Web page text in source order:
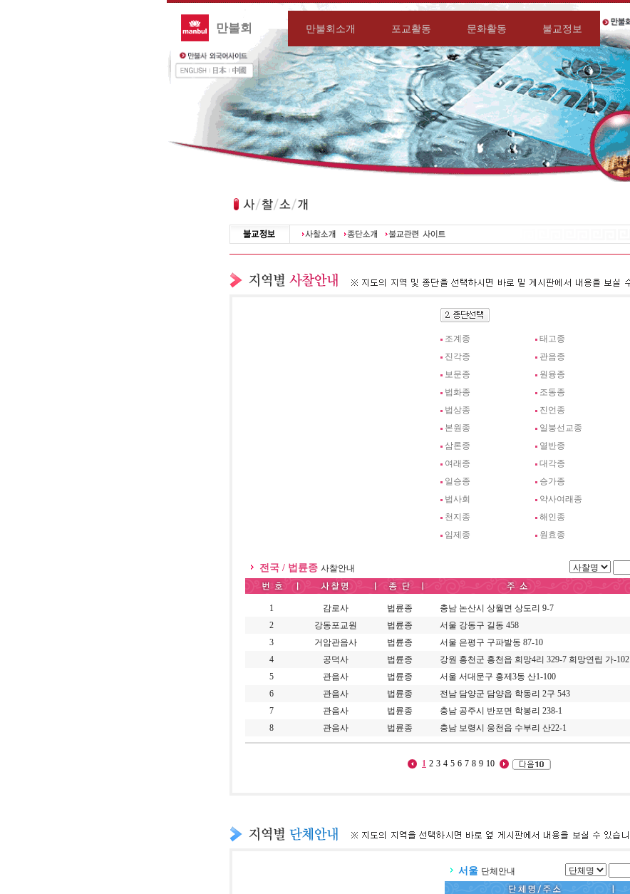
만불회 만불회소개 포교활동 문화활동 불교정보
조계종 태고종
진각종
관음종
보문종
원융종
법화종
조동종
법상종
진언종
본원종
일붕선교종
삼론종
열반종
여래종
대각종
일승종
승가종
법사회
약사여래종
천지종
해인종
임제종
원효종
전국 / 법륜종 사찰안내
1 감로사 법륜종 충남 논산시 상월면 상도리 9-7
2
강동포교원 법륜종 서울 강동구 길동 458
3
거암관음사 법륜종 서울 은평구 구파발동 87-10
4
공덕사 법륜종 강원 홍천군 홍천읍 희망4리 329-7 희망연립 가-102
5
관음사 법륜종 서울 서대문구 홍제3동 산1-100
6
관음사 법륜종 전남 담양군 담양읍 학동리 2구 543
7
관음사 법륜종 충남 공주시 반포면 학봉리 238-1
8
관음사 법륜종 충남 보령시 웅천읍 수부리 산22-1
1 2 3 4 5 6 7 8 9 10
서울 단체안내